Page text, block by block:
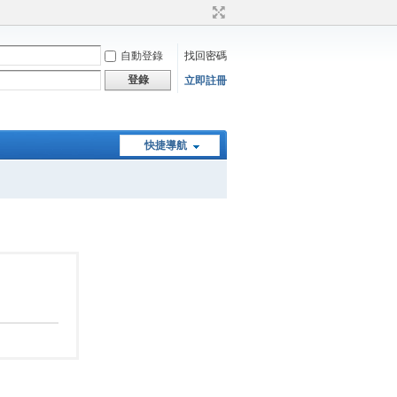
自動登錄
找回密碼
登錄
立即註冊
快捷導航